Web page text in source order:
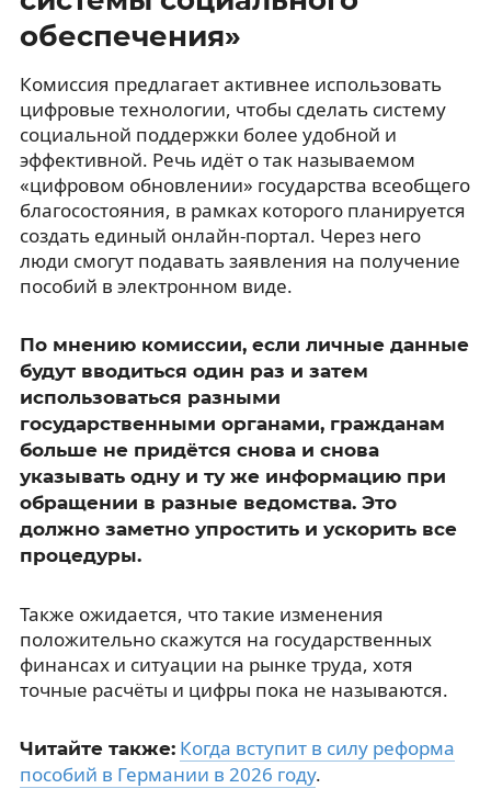
обеспечения»
Комиссия предлагает активнее использовать
цифровые технологии, чтобы сделать систему
социальной поддержки более удобной и
эффективной. Речь идёт о так называемом
«цифровом обновлении» государства всеобщего
благосостояния, в рамках которого планируется
создать единый онлайн-портал. Через него
люди смогут подавать заявления на получение
пособий в электронном виде.
По мнению комиссии, если личные данные
будут вводиться один раз и затем
использоваться разными
государственными органами, гражданам
больше не придётся снова и снова
указывать одну и ту же информацию при
обращении в разные ведомства. Это
должно заметно упростить и ускорить все
процедуры.
Также ожидается, что такие изменения
положительно скажутся на государственных
финансах и ситуации на рынке труда, хотя
точные расчёты и цифры пока не называются.
Читайте также: Когда вступит в силу реформа
пособий в Германии в 2026 году.